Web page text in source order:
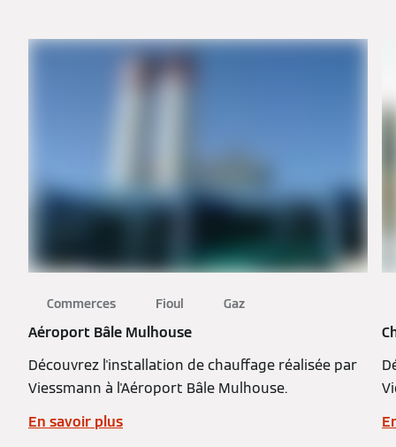
Commerces Fioul Gaz
Aéroport Bâle Mulhouse
Découvrez l'installation de chauffage réalisée par
Viessmann à l'Aéroport Bâle Mulhouse.
En savoir plus